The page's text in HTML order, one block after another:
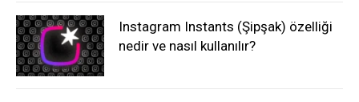
Instagram Instants (Şipşak) özelliği
nedir ve nasıl kullanılır?